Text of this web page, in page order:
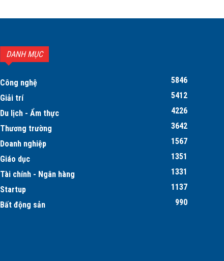
DANH MỤC
Công nghệ
5846
Giải trí
5412
Du lịch - Ẩm thực
4226
Thương trường
3642
Doanh nghiệp
1567
Giáo dục
1351
Tài chính - Ngân hàng
1331
Startup
1137
Bất động sản
990